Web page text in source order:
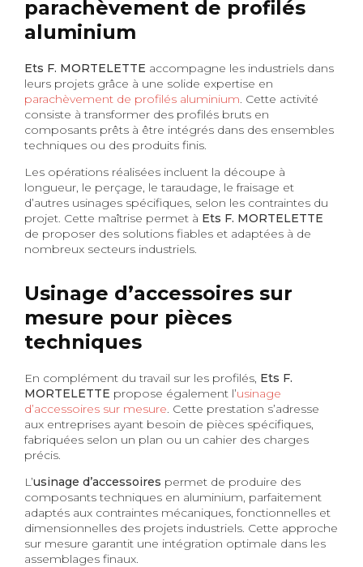
parachèvement de profilés
aluminium
Ets F. MORTELETTE accompagne les industriels dans
leurs projets grâce à une solide expertise en
parachèvement de profilés aluminium. Cette activité
consiste à transformer des profilés bruts en
composants prêts à être intégrés dans des ensembles
techniques ou des produits finis.
Les opérations réalisées incluent la découpe à
longueur, le perçage, le taraudage, le fraisage et
d’autres usinages spécifiques, selon les contraintes du
projet. Cette maîtrise permet à Ets F. MORTELETTE
de proposer des solutions fiables et adaptées à de
nombreux secteurs industriels.
Usinage d’accessoires sur
mesure pour pièces
techniques
En complément du travail sur les profilés, Ets F.
MORTELETTE propose également l’usinage
d’accessoires sur mesure. Cette prestation s’adresse
aux entreprises ayant besoin de pièces spécifiques,
fabriquées selon un plan ou un cahier des charges
précis.
L’usinage d’accessoires permet de produire des
composants techniques en aluminium, parfaitement
adaptés aux contraintes mécaniques, fonctionnelles et
dimensionnelles des projets industriels. Cette approche
sur mesure garantit une intégration optimale dans les
assemblages finaux.